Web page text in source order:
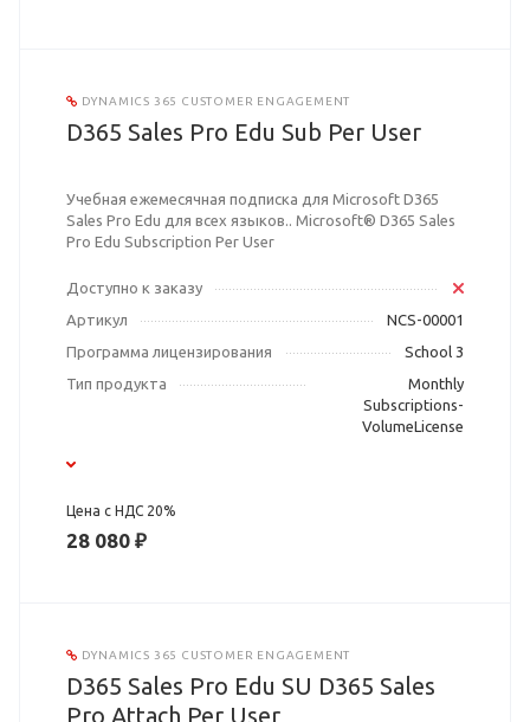
DYNAMICS 365 CUSTOMER ENGAGEMENT
D365 Sales Pro Edu Sub Per User
Учебная ежемесячная подписка для Microsoft D365
Sales Pro Edu для всех языков.. Microsoft® D365 Sales
Pro Edu Subscription Per User
Доступно к заказу
Артикул
NCS-00001
Программа лицензирования
School 3
Тип продукта
Monthly
Subscriptions-
VolumeLicense
Цена с НДС 20%
28 080 ₽
DYNAMICS 365 CUSTOMER ENGAGEMENT
D365 Sales Pro Edu SU D365 Sales
Pro Attach Per User